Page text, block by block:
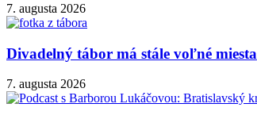
7. augusta 2026
Divadelný tábor má stále voľné miesta
7. augusta 2026